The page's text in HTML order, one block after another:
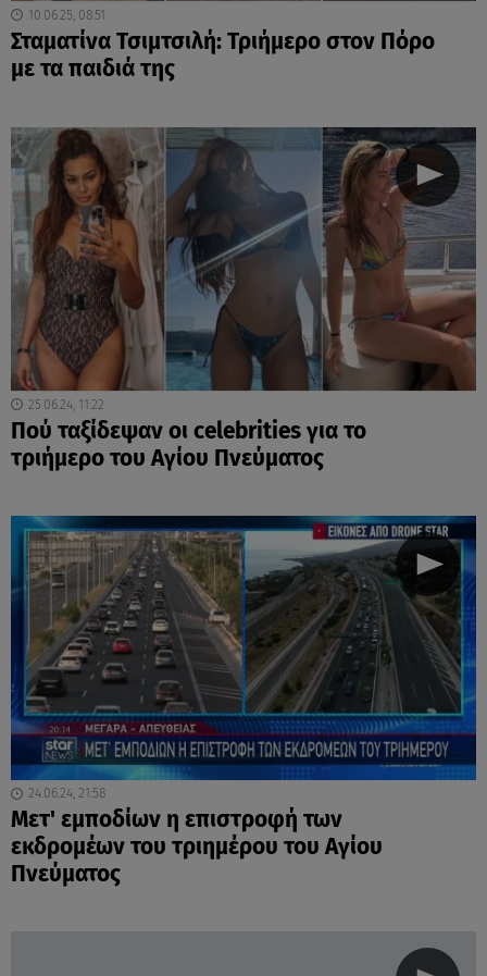
10.06.25, 08:51
Σταματίνα Τσιμτσιλή: Τριήμερο στον Πόρο
με τα παιδιά της
25.06.24, 11:22
Πού ταξίδεψαν οι celebrities για το
τριήμερο του Αγίου Πνεύματος
24.06.24, 21:58
Μετ' εμποδίων η επιστροφή των
εκδρομέων του τριημέρου του Αγίου
Πνεύματος